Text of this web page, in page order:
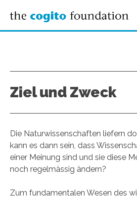
Ziel und Zweck
Die Naturwissenschaften liefern
kann es dann sein, dass
einer Meinung sind und sie diese
noch regelmässig ändern?
Zum fundamentalen Wesen des